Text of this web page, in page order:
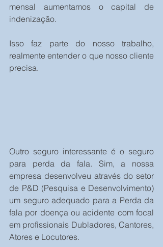
mensal aumentamos o capital de
indenização.
Isso faz parte do nosso trabalho,
realmente entender o que nosso cliente
precisa.
Outro seguro interessante é o seguro
para perda da fala. Sim, a nossa
empresa desenvolveu através do setor
de P&D (Pesquisa e Desenvolvimento)
um seguro adequado para a Perda da
fala por doença ou acidente com focal
em profissionais Dubladores, Cantores,
Atores e Locutores.